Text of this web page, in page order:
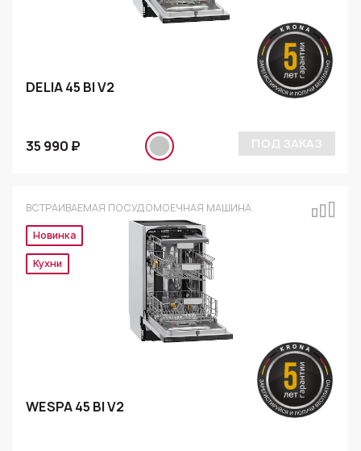
DELIA 45 BI V2
35 990 ₽ ПОД ЗАКАЗ
ВСТРАИВАЕМАЯ ПОСУДОМОЕЧНАЯ МАШИНА
Новинка
Кухни
WESPA 45 BI V2